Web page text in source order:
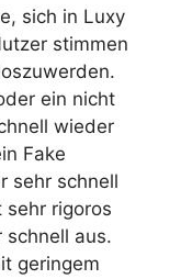
sich in Luxy
stimmen
ein nicht
wieder
Fake
sehr schnell
sehr rigoros
aus.
geringem